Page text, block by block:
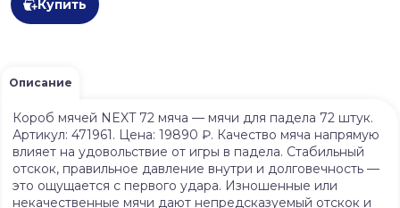
Купить
Описание
Короб мячей NEXT 72 мяча — мячи для падела 72 штук.
Артикул: 471961. Цена: 19890 ₽. Качество мяча напрямую
влияет на удовольствие от игры в падела. Стабильный
отскок, правильное давление внутри и долговечность —
это ощущается с первого удара. Изношенные или
некачественные мячи дают непредсказуемый отскок и